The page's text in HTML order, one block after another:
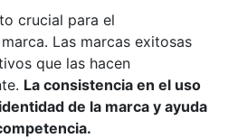
crucial para el
Las marcas exitosas
que las hacen
La consistencia en el uso
de la marca y ayuda